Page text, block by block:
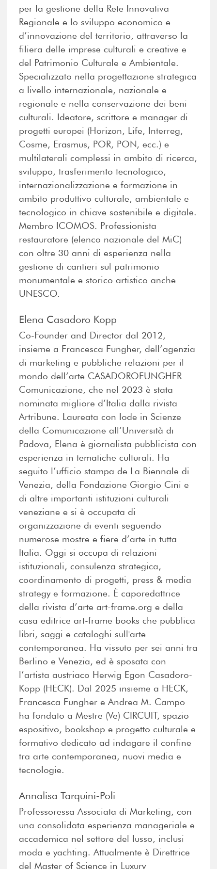
per la gestione della Rete Innovativa
Regionale e lo sviluppo economico e
d’innovazione del territorio, attraverso la
filiera delle imprese culturali e creative e
del Patrimonio Culturale e Ambientale.
Specializzato nella progettazione strategica
a livello internazionale, nazionale e
regionale e nella conservazione dei beni
culturali. Ideatore, scrittore e manager di
progetti europei (Horizon, Life, Interreg,
Cosme, Erasmus, POR, PON, ecc.) e
multilaterali complessi in ambito di ricerca,
sviluppo, trasferimento tecnologico,
internazionalizzazione e formazione in
ambito produttivo culturale, ambientale e
tecnologico in chiave sostenibile e digitale.
Membro ICOMOS. Professionista
restauratore (elenco nazionale del MiC)
con oltre 30 anni di esperienza nella
gestione di cantieri sul patrimonio
monumentale e storico artistico anche
UNESCO.
Elena Casadoro Kopp
Co-Founder and Director dal 2012,
insieme a Francesca Fungher, dell’agenzia
di marketing e pubbliche relazioni per il
mondo dell’arte CASADOROFUNGHER
Comunicazione, che nel 2023 è stata
nominata migliore d’Italia dalla rivista
Artribune. Laureata con lode in Scienze
della Comunicazione all’Università di
Padova, Elena è giornalista pubblicista con
esperienza in tematiche culturali. Ha
seguito l’ufficio stampa de La Biennale di
Venezia, della Fondazione Giorgio Cini e
di altre importanti istituzioni culturali
veneziane e si è occupata di
organizzazione di eventi seguendo
numerose mostre e fiere d’arte in tutta
Italia. Oggi si occupa di relazioni
istituzionali, consulenza strategica,
coordinamento di progetti, press & media
strategy e formazione. È caporedattrice
della rivista d’arte art-frame.org e della
casa editrice art-frame books che pubblica
libri, saggi e cataloghi sull'arte
contemporanea. Ha vissuto per sei anni tra
Berlino e Venezia, ed è sposata con
l’artista austriaco Herwig Egon Casadoro-
Kopp (HECK). Dal 2025 insieme a HECK,
Francesca Fungher e Andrea M. Campo
ha fondato a Mestre (Ve) CIRCUIT, spazio
espositivo, bookshop e progetto culturale e
formativo dedicato ad indagare il confine
tra arte contemporanea, nuovi media e
tecnologie.
Annalisa Tarquini-Poli
Professoressa Associata di Marketing, con
una consolidata esperienza manageriale e
accademica nel settore del lusso, inclusi
moda e yachting. Attualmente è Direttrice
del Master of Science in Luxury